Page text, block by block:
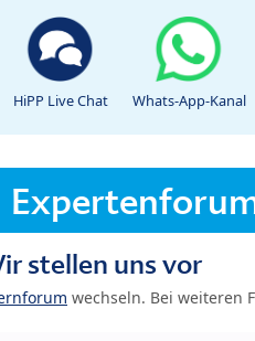
HiPP Live Chat Whats-App-Kanal
stellen uns vor
wechseln. Bei weiteren